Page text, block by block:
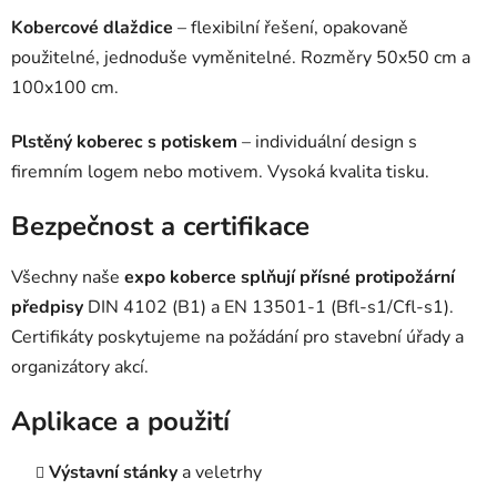
Kobercové dlaždice – flexibilní řešení, opakovaně
použitelné, jednoduše vyměnitelné. Rozměry 50x50 cm a
100x100 cm.
Plstěný koberec s potiskem – individuální design s
firemním logem nebo motivem. Vysoká kvalita tisku.
Bezpečnost a certifikace
Všechny naše expo koberce splňují přísné protipožární
předpisy DIN 4102 (B1) a EN 13501-1 (Bfl-s1/Cfl-s1).
Certifikáty poskytujeme na požádání pro stavební úřady a
organizátory akcí.
Aplikace a použití
Výstavní stánky a veletrhy